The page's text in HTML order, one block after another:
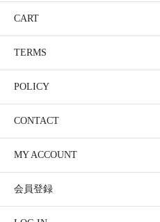
CART
TERMS
POLICY
CONTACT
MY ACCOUNT
会員登録